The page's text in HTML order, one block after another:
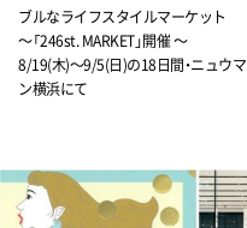
ブルなライフスタイルマーケット
～「246st. MARKET」開催 ～
8/19(木)～9/5(日)の18日間・ニュウマ
ン横浜にて